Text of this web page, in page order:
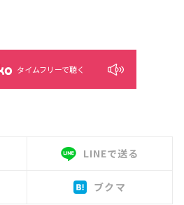
タイムフリーで聴く
LINEで送る
ブクマ